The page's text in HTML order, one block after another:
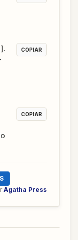
COPIAR
COPIAR
Agatha Press